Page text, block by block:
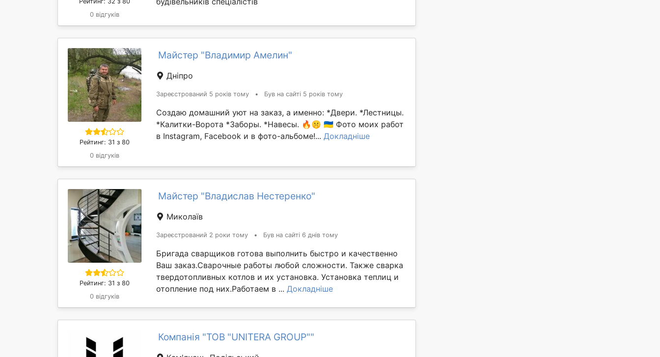
0 відгуків
Рейтинг: 31 з 80
0 відгуків
Майстер "Владимир Амелин"
Дніпро
Зареєстрований 5 років тому • Був на сайті 5 років тому
Создаю домашний уют на заказ, а именно: *Двери. *Лестницы.
*Калитки-Ворота *Заборы. *Навесы. 🔥🤫 🇺🇦 Фото моих работ
в Instagram, Facebook и в фото-альбоме!... Докладніше
Рейтинг: 31 з 80
0 відгуків
Майстер "Владислав Нестеренко"
Миколаїв
Зареєстрований 2 роки тому • Був на сайті 6 днів тому
Бригада сварщиков готова выполнить быстро и качественно
Ваш заказ.Сварочные работы любой сложности. Также сварка
твердотопливных котлов и их установка. Установка теплиц и
отопление под них.Работаем в ... Докладніше
Компанія "ТОВ "UNITERA GROUP""